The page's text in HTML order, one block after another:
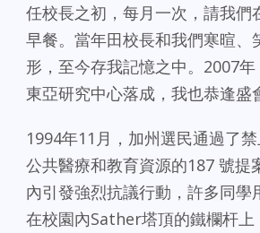
任校長之初，每月一次，請我們
早餐。當年田校長和我們寒暄、
形，至今存我記憶之中。2007
東亞研究中心落成，我也恭逢盛
1994年11月，加州選民通過了
公共醫療和教育資源的187 號提
內引發強烈抗議行動，許多同學
在校園內Sather塔頂的鐵欄杆上